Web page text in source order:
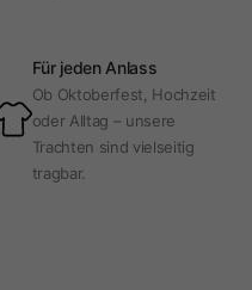
Für jeden Anlass
Ob Oktoberfest, Hochzeit
oder Alltag – unsere
Trachten sind vielseitig
tragbar.